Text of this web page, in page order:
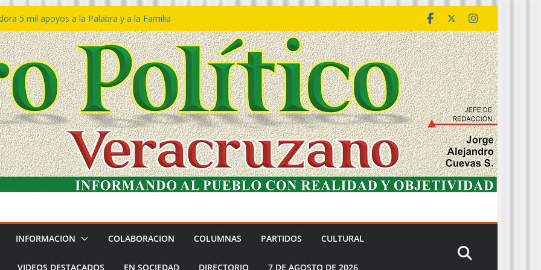
5 mil apoyos a la Palabra y a la Familia
Declaraciones de Procedencia en contra
𝙂𝙤𝙗𝙞𝙚𝙧𝙣𝙤 𝙙𝙚𝙡 𝙀𝙨𝙩𝙖𝙙𝙤 𝙖 𝙙𝙞𝙨𝙛𝙧𝙪𝙩𝙖𝙧
𝙙𝙚𝙡 𝙈𝙖𝙧 𝙚𝙣 𝘾𝙤𝙖𝙩𝙯𝙖𝙘𝙤𝙖𝙡𝙘𝙤𝙨
de policías con vocación de servicio y
SSP
Bravo rechaza acusaciones y asegura que
solicitud de desafuero
INFORMACION COLABORACION COLUMNAS PARTIDOS CULTURAL
VIDEOS DESTACADOS EN SOCIEDAD DIRECTORIO 7 DE AGOSTO DE 2026